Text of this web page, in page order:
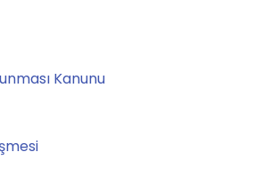
Kanunu